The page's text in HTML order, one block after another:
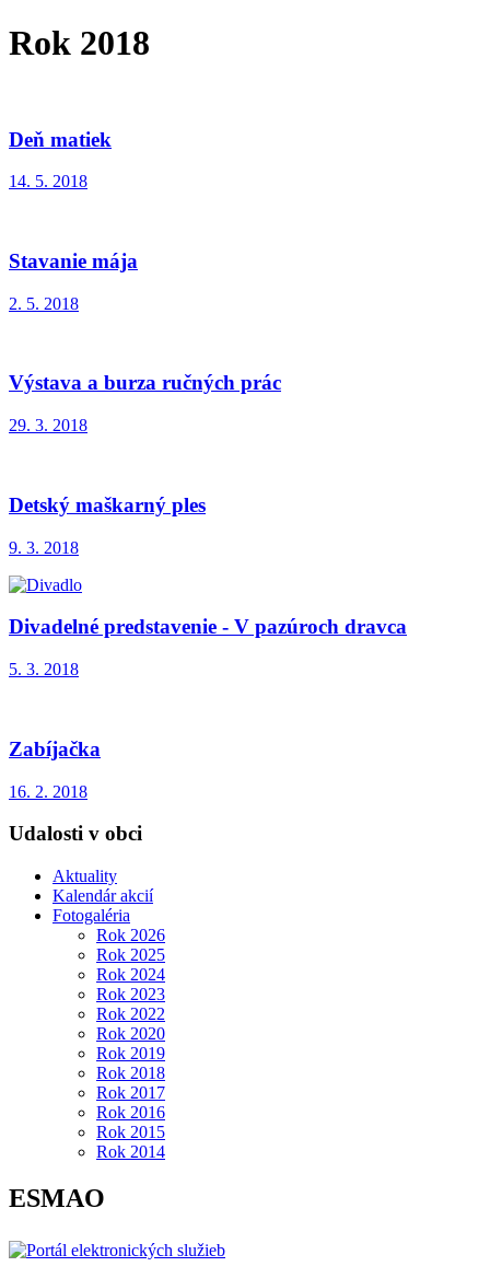
Rok 2018
Deň matiek
14. 5. 2018
Stavanie mája
2. 5. 2018
Výstava a burza ručných prác
29. 3. 2018
Detský maškarný ples
9. 3. 2018
Divadelné predstavenie - V pazúroch dravca
5. 3. 2018
Zabíjačka
16. 2. 2018
Udalosti v obci
Aktuality
Kalendár akcií
Fotogaléria
Rok 2026
Rok 2025
Rok 2024
Rok 2023
Rok 2022
Rok 2020
Rok 2019
Rok 2018
Rok 2017
Rok 2016
Rok 2015
Rok 2014
ESMAO